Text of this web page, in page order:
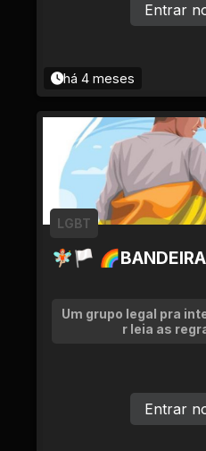
há 4 meses
Entrar
🧚🏼🏳
LGBT
Um grupo legal pra
r leia as
Entrar